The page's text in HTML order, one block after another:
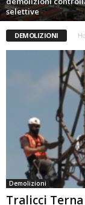
selettive
DEMOLIZIONI
Demolizioni
Tralicci